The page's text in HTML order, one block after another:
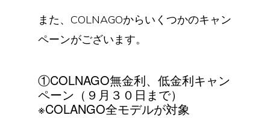
また、COLNAGOからいくつかのキャン
ペーンがございます。
①COLNAGO無金利、低金利キャン
ペーン（９月３０日まで）
※COLANGO全モデルが対象